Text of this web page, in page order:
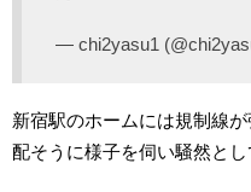
— chi2yasu1
新宿駅のホームには規制線
配そうに様子を伺い騒然とし